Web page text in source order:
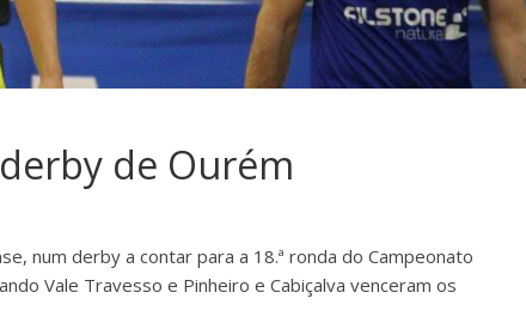
de Ourém
num derby a contar para a 18.ª ronda do Campeonato
Vale Travesso e Pinheiro e Cabiçalva venceram os